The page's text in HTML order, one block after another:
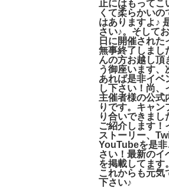
止にはもってこ
くて柔らかいの
はありますよ♪
さい♪。そして
日に開催された
無事終了しまし
んの方お越し頂
う御座います、
あれば是非イベ
し下さい！尚、
主催者様の公式
りです。キャン
り合いできまし
ご紹介します！
ストーリー、
YouTubeを是
さい！最新のイ
を掲載してます
これからも元気
下さい♪